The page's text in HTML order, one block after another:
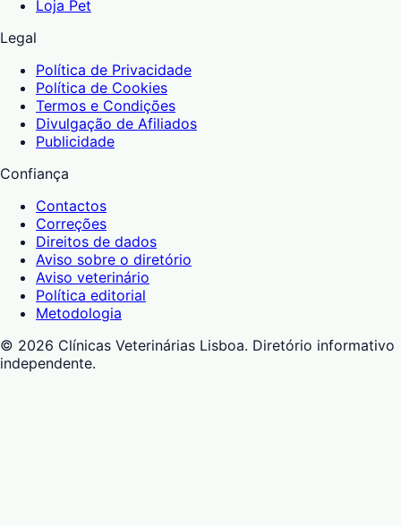
Loja Pet
Legal
Política de Privacidade
Política de Cookies
Termos e Condições
Divulgação de Afiliados
Publicidade
Confiança
Contactos
Correções
Direitos de dados
Aviso sobre o diretório
Aviso veterinário
Política editorial
Metodologia
© 2026 Clínicas Veterinárias Lisboa. Diretório informativo
independente.